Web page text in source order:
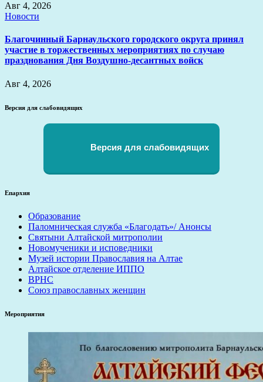
Авг 4, 2026
Новости
Благочинный Барнаульского городского округа принял
участие в торжественных мероприятиях по случаю
празднования Дня Воздушно-десантных войск
Авг 4, 2026
Версия для слабовидящих
Версия для слабовидящих
Епархия
Образование
Паломническая служба «Благодать»/ Анонсы
Святыни Алтайской митрополии
Новомученики и исповедники
Музей истории Православия на Алтае
Алтайское отделение ИППО
ВРНС
Союз православных женщин
Мероприятия